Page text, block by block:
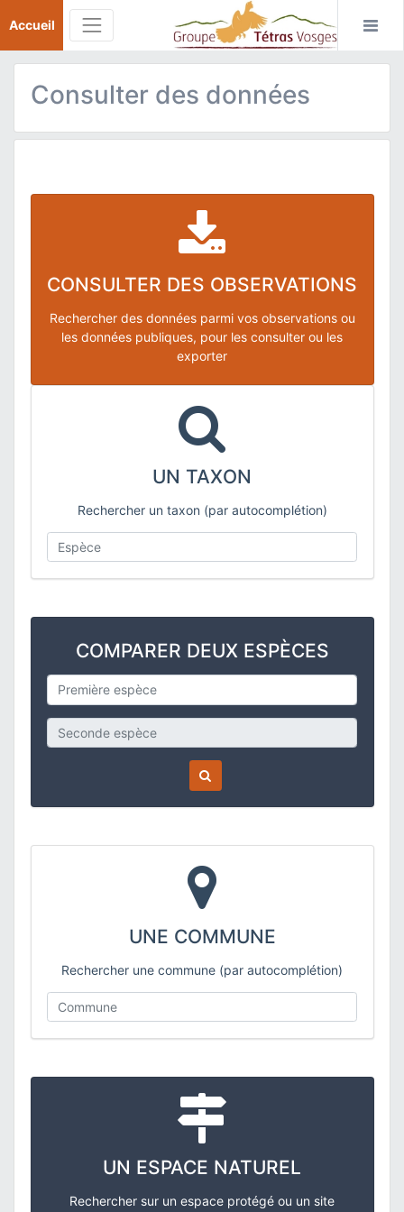
Accueil
Consulter des données
CONSULTER DES OBSERVATIONS
Rechercher des données parmi vos observations ou
les données publiques, pour les consulter ou les
exporter
UN TAXON
Rechercher un taxon (par autocomplétion)
COMPARER DEUX ESPÈCES
UNE COMMUNE
Rechercher une commune (par autocomplétion)
UN ESPACE NATUREL
Rechercher sur un espace protégé ou un site